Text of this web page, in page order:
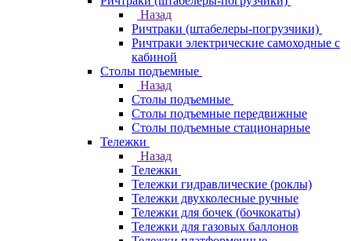
Назад
Ричтраки (штабелеры-погрузчики)
Ричтраки электрические самоходные с
кабиной
Столы подъемные
Назад
Столы подъемные
Столы подъемные передвижные
Столы подъемные стационарные
Тележки
Назад
Тележки
Тележки гидравлические (роклы)
Тележки двухколесные ручные
Тележки для бочек (бочкокаты)
Тележки для газовых баллонов